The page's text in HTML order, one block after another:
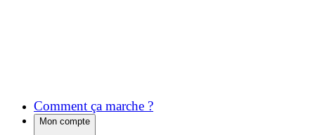
Comment ça marche ?
Mon compte